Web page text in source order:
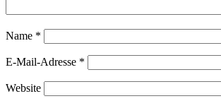
Name *
E-Mail-Adresse *
Website